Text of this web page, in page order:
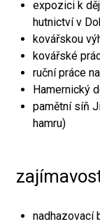
expozici k
hutnictví v
kovářskou
kovářské
ruční práce
Hamernický
pamětní síň
hamru)
nadhazovací